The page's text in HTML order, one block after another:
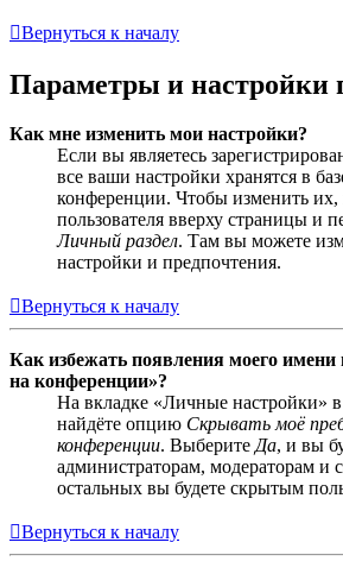
Вернуться к началу
Параметры и настройки
Как мне изменить мои настройки?
Если вы являетесь
все ваши настройки хранятся в
конференции. Чтобы изменить
пользователя вверху страницы и
Личный раздел. Там вы можете
настройки и предпочтения.
Вернуться к началу
Как избежать появления моего имени
на конференции»?
На вкладке «Личные настройки»
найдёте опцию Скрывать моё
конференции. ВыберитеДа, и вы
администраторам, модераторам и
остальных вы будете скрытым
Вернуться к началу